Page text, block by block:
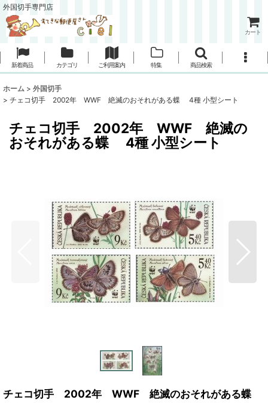
外国切手専門店
カート
新着商品 カテゴリ ご利用案内 特集 商品検索
ホーム > 外国切手
> チェコ切手 2002年 WWF 絶滅のおそれがある蝶 4種 小型シート
チェコ切手 2002年 WWF 絶滅の
おそれがある蝶 4種 小型シート
チェコ切手 2002年 WWF 絶滅のおそれがある蝶